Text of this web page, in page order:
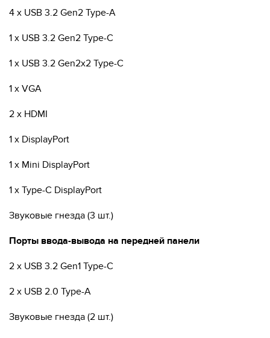
4 x USB 3.2 Gen2 Type-A
1 x USB 3.2 Gen2 Type-C
1 x USB 3.2 Gen2x2 Type-C
1 x VGA
2 x HDMI
1 x DisplayPort
1 x Mini DisplayPort
1 x Type-C DisplayPort
Звуковые гнезда (3 шт.)
Порты ввода-вывода на передней панели
2 x USB 3.2 Gen1 Type-C
2 x USB 2.0 Type-A
Звуковые гнезда (2 шт.)